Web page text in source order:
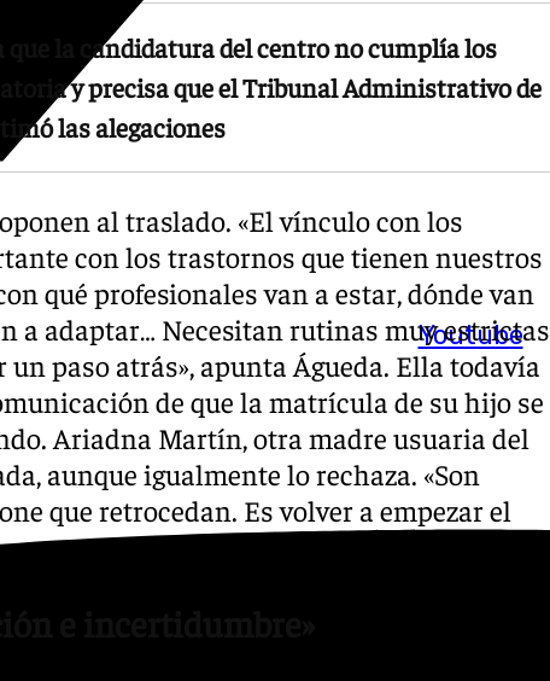
Youtube
que la candidatura del centro no cumplía los
y precisa que el Tribunal Administrativo de
las alegaciones
al traslado. «El vínculo con los
con los trastornos que tienen nuestros
qué profesionales van a estar, dónde van
a adaptar… Necesitan rutinas muy estrictas
un paso atrás», apunta Águeda. Ella todavía
de que la matrícula de su hijo se
Ariadna Martín, otra madre usuaria del
aunque igualmente lo rechaza. «Son
que retrocedan. Es volver a empezar el
e incertidumbre»